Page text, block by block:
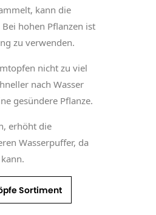
kann die
hohen Pflanzen ist
zu verwenden.
nicht zu viel
nach Wasser
gesündere Pflanze.
erhöht die
Wasserpuffer, da
Sortiment